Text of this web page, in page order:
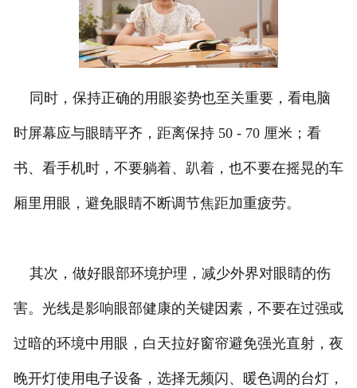
同时，保持正确的用眼姿势也至关重要，看电脑
时屏幕应与眼睛平齐，距离保持 50 - 70 厘米；看
书、看手机时，不要躺着、趴着，也不要在摇晃的车
厢里用眼，避免眼睛不断调节焦距加重疲劳。
其次，做好眼部环境护理，减少外界对眼睛的伤
害。光线是影响眼部健康的关键因素，不要在过强或
过暗的环境中用眼，白天拉好窗帘避免强光直射，夜
晚开灯使用电子设备，选择无频闪、暖色调的台灯，